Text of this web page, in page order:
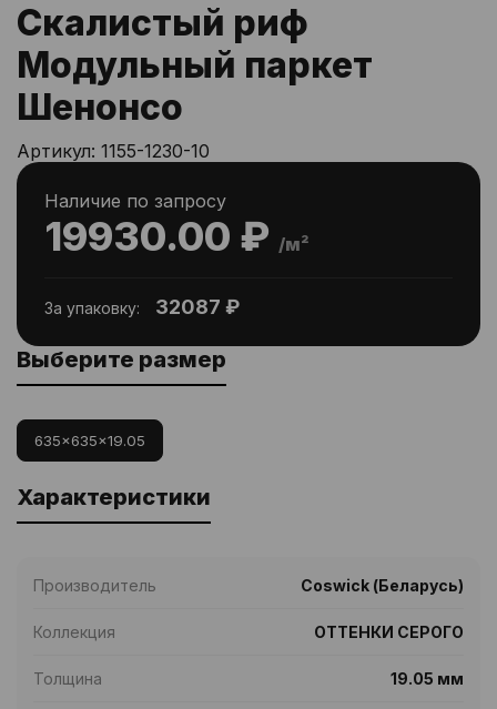
Скалистый риф
Модульный паркет
Шенонсо
Артикул: 1155-1230-10
19930.00 ₽ /м²
Наличие по запросу
За упаковку: 32087 ₽
Выберите размер
635x635x19.05
Характеристики
Производитель Coswick (Беларусь)
Коллекция ОТТЕНКИ СЕРОГО
Толщина 19.05 мм